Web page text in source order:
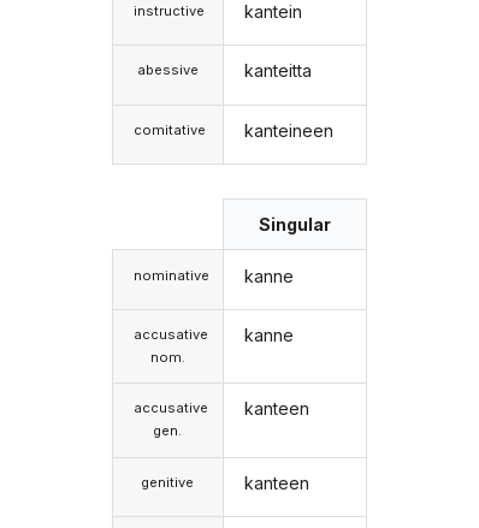
instructive
abessive
comitative
kantein
kanteitta
kanteineen
nominative
accusative
nom.
accusative
gen.
genitive
Singular
kanne
kanne
kanteen
kanteen